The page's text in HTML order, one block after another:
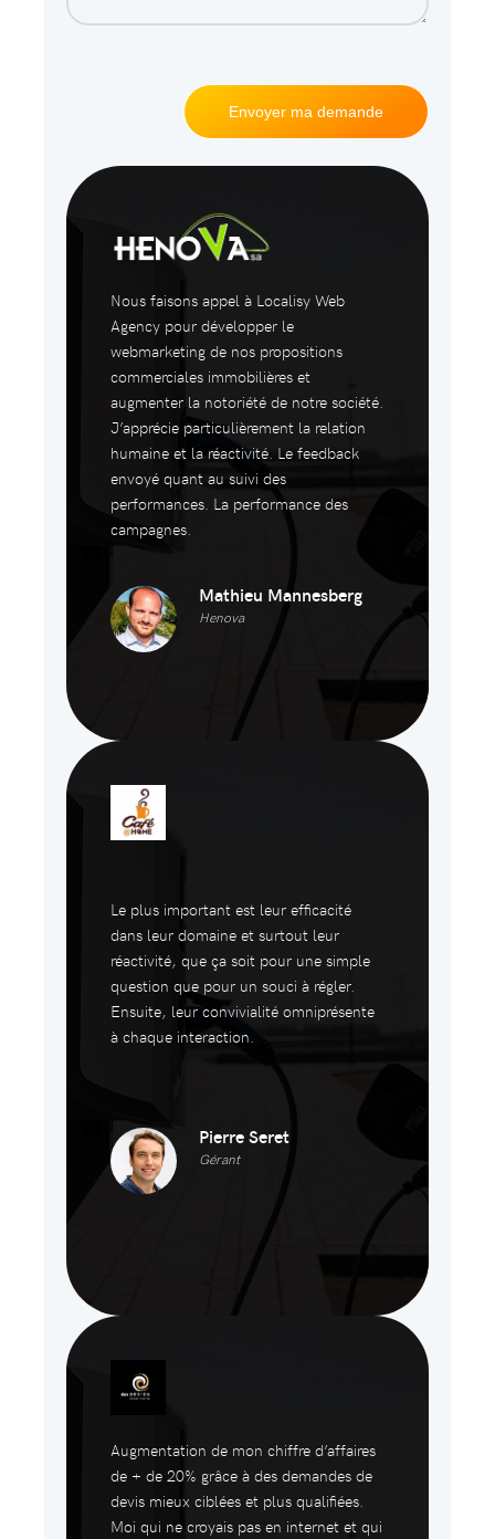
Nous faisons appel à Localisy Web
Agency pour développer le
webmarketing de nos propositions
commerciales immobilières et
augmenter la notoriété de notre société.
J’apprécie particulièrement la relation
humaine et la réactivité. Le feedback
envoyé quant au suivi des
performances. La performance des
campagnes.
Mathieu Mannesberg
Henova
Le plus important est leur efficacité
dans leur domaine et surtout leur
réactivité, que ça soit pour une simple
question que pour un souci à régler.
Ensuite, leur convivialité omniprésente
à chaque interaction.
Pierre Seret
Gérant
Augmentation de mon chiffre d’affaires
de + de 20% grâce à des demandes de
devis mieux ciblées et plus qualifiées.
Moi qui ne croyais pas en internet et qui